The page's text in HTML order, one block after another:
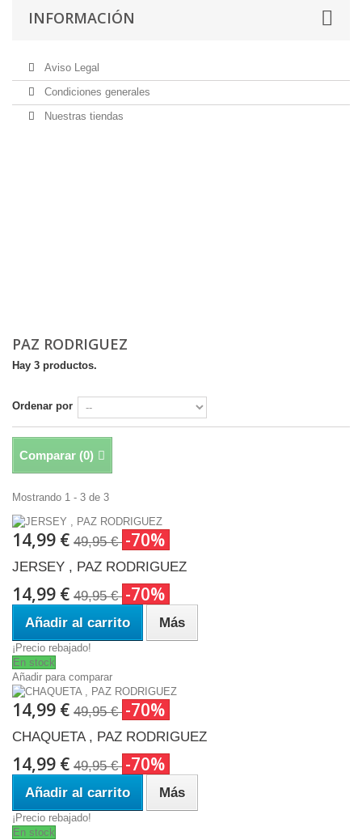
INFORMACIÓN
Aviso Legal
Condiciones generales
Nuestras tiendas
PAZ RODRIGUEZ
Hay 3 productos.
Ordenar por
Comparar (0)
Mostrando 1 - 3 de 3
14,99 € 49,95 € -70%
JERSEY , PAZ RODRIGUEZ
14,99 € 49,95 € -70%
Añadir al carrito Más
¡Precio rebajado!
En stock
Añadir para comparar
14,99 € 49,95 € -70%
CHAQUETA , PAZ RODRIGUEZ
14,99 € 49,95 € -70%
Añadir al carrito Más
¡Precio rebajado!
En stock